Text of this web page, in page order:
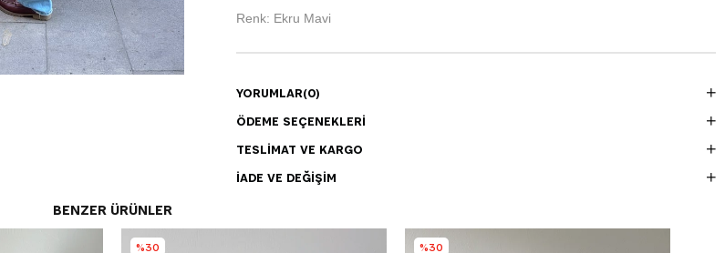
Renk: Ekru Mavi
YORUMLAR(0)
ÖDEME SEÇENEKLERI
TESLIMAT VE KARGO
İADE VE DEĞIŞIM
BENZER ÜRÜNLER
%30 %30